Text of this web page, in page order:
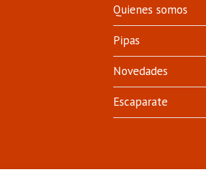
Quienes somos
Pipas
Novedades
Escaparate